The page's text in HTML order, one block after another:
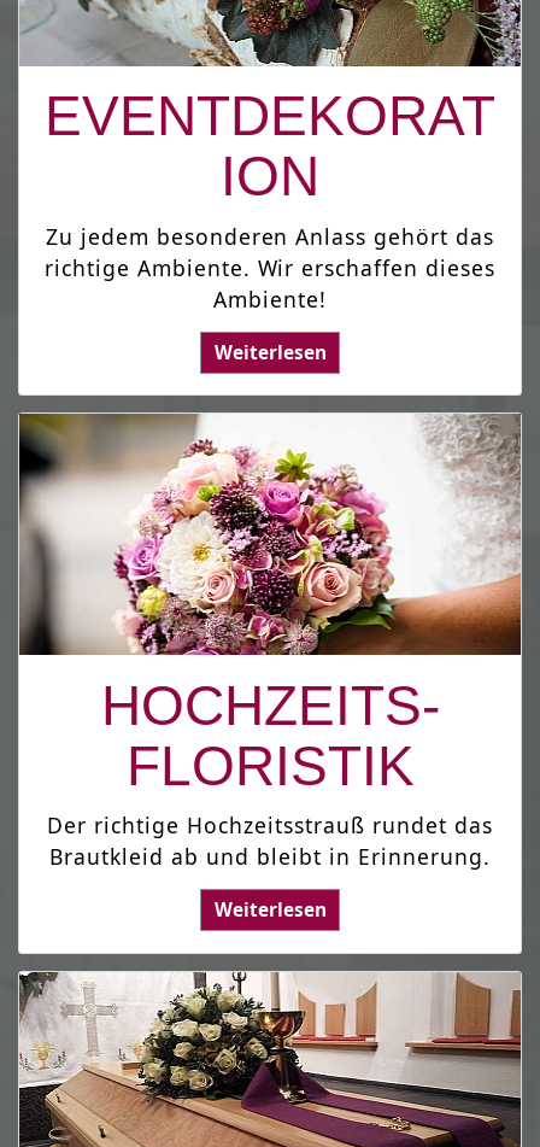
EVENTDEKORAT
ION
Zu jedem besonderen Anlass gehört das
richtige Ambiente. Wir erschaffen dieses
Ambiente!
Weiterlesen
HOCHZEITS-
FLORISTIK
Der richtige Hochzeitsstrauß rundet das
Brautkleid ab und bleibt in Erinnerung.
Weiterlesen